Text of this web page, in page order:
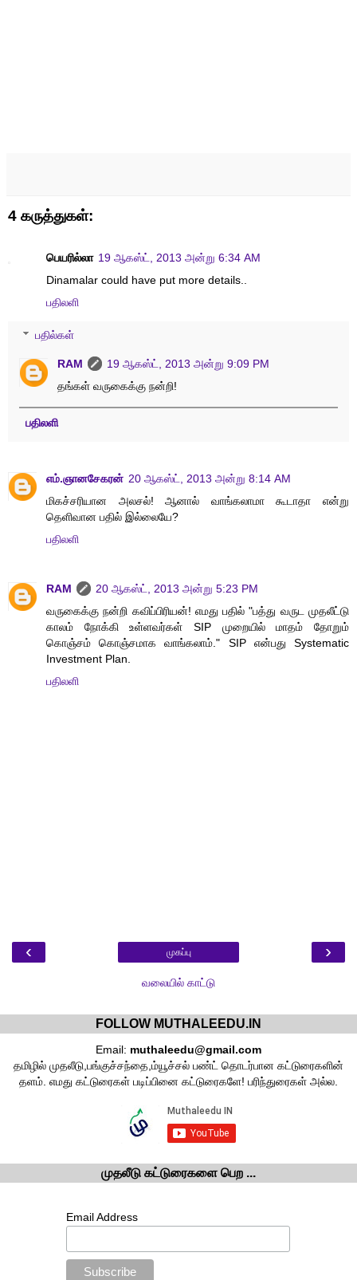
4 கருத்துகள்:
பெயரில்லா 19 ஆகஸ்ட், 2013 அன்று 6:34 AM
Dinamalar could have put more details..
பதிலளி
பதில்கள்
RAM
19 ஆகஸ்ட், 2013 அன்று 9:09 PM
தங்கள் வருகைக்கு நன்றி!
பதிலளி
எம்.ஞானசேகரன் 20 ஆகஸ்ட், 2013 அன்று 8:14 AM
மிகச்சரியான அலசல்! ஆனால் வாங்கலாமா கூடாதா என்று
தெளிவான பதில் இல்லையே?
பதிலளி
RAM
20 ஆகஸ்ட், 2013 அன்று 5:23 PM
வருகைக்கு நன்றி கவிப்பிரியன்! எமது பதில் "பத்து வருட முதலீட்டு
காலம் நோக்கி உள்ளவர்கள் SIP முறையில் மாதம் தோறும்
கொஞ்சம் கொஞ்சமாக வாங்கலாம்." SIP என்பது Systematic
Investment Plan.
பதிலளி
‹ ›
முகப்பு
வலையில் காட்டு
FOLLOW MUTHALEEDU.IN
Email: muthaleedu@gmail.com
தமிழில் முதலீடு,பங்குச்சந்தை,ம்யூச்சல் பண்ட் தொடர்பான கட்டுரைகளின்
தளம். எமது கட்டுரைகள் படிப்பினை கட்டுரைகளே! பரிந்துரைகள் அல்ல.
முதலீடு கட்டுரைகளை பெற ...
Email Address